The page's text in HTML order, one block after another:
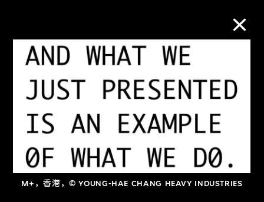
M+，香港，© YOUNG-HAE CHANG HEAVY INDUSTRIES
M+藏品
进一步筛选 搜索
关于M+藏品